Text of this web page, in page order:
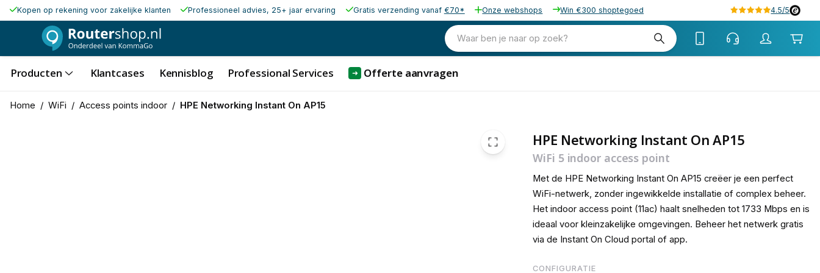
Kopen op rekening voor zakelijke klanten Professioneel advies, 25+ jaar ervaring Gratis verzending vanaf €70* Onze webshops Win €300 shoptegoed 4.5/5
Waar ben je naar op zoek?
Producten Klantcases Kennisblog Professional Services ➜ Offerte aanvragen
Home / WiFi / Access points indoor / HPE Networking Instant On AP15
HPE Networking Instant On AP15
WiFi 5 indoor access point
Met de HPE Networking Instant On AP15 creëer je een perfect
WiFi-netwerk, zonder ingewikkelde installatie of complex beheer.
Het indoor access point (11ac) haalt snelheden tot 1733 Mbps en is
ideaal voor kleinzakelijke omgevingen. Beheer het netwerk gratis
via de Instant On Cloud portal of app.
CONFIGURATIE
124,00 excl. btw
99,00 excl. btw
119,79 incl. btw